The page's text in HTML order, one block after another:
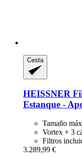
Cesta
HEISSNER
Estanque -​
Tamaño
Vortex + 3
Filtros
3.289,99 €